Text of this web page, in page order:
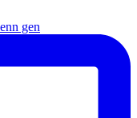
gen